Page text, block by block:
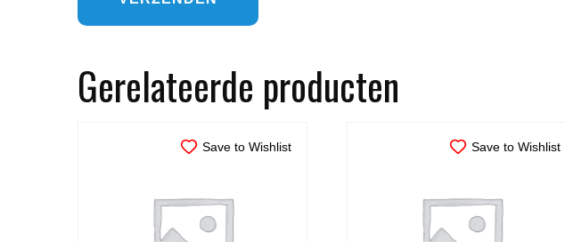
Gerelateerde producten
Save to Wishlist Save to Wishlist